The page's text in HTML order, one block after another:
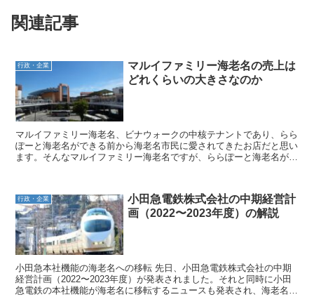
関連記事
行政・企業
マルイファミリー海老名の売上は
どれくらいの大きさなのか
マルイファミリー海老名、ビナウォークの中核テナントであり、らら
ぽーと海老名ができる前から海老名市民に愛されてきたお店だと思い
ます。そんなマルイファミリー海老名ですが、ららぽーと海老名がで
行政・企業
小田急電鉄株式会社の中期経営計
画（2022〜2023年度）の解説
小田急本社機能の海老名への移転 先日、小田急電鉄株式会社の中期
経営計画（2022〜2023年度）が発表されました。それと同時に小田
急電鉄の本社機能が海老名に移転するニュースも発表され、海老名市